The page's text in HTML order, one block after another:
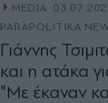
MEDIA
PARAPOLITIKA
Γιάννης
και η ατάκα
"Με έκαναν